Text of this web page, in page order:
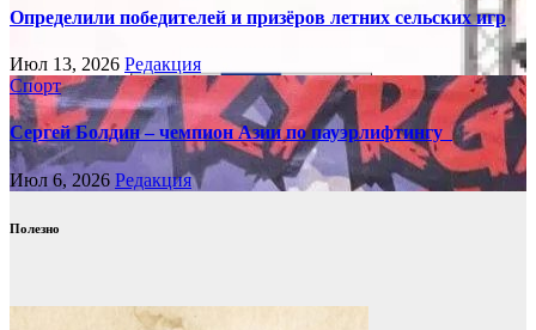
Определили победителей и призёров летних сельских игр
Июл 13, 2026 Редакция
Спорт
Сергей Болдин – чемпион Азии по пауэрлифтингу
Июл 6, 2026 Редакция
Полезно